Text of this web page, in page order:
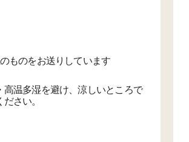
ものをお送りしています
高温多湿を避け、涼しいところで
さい。